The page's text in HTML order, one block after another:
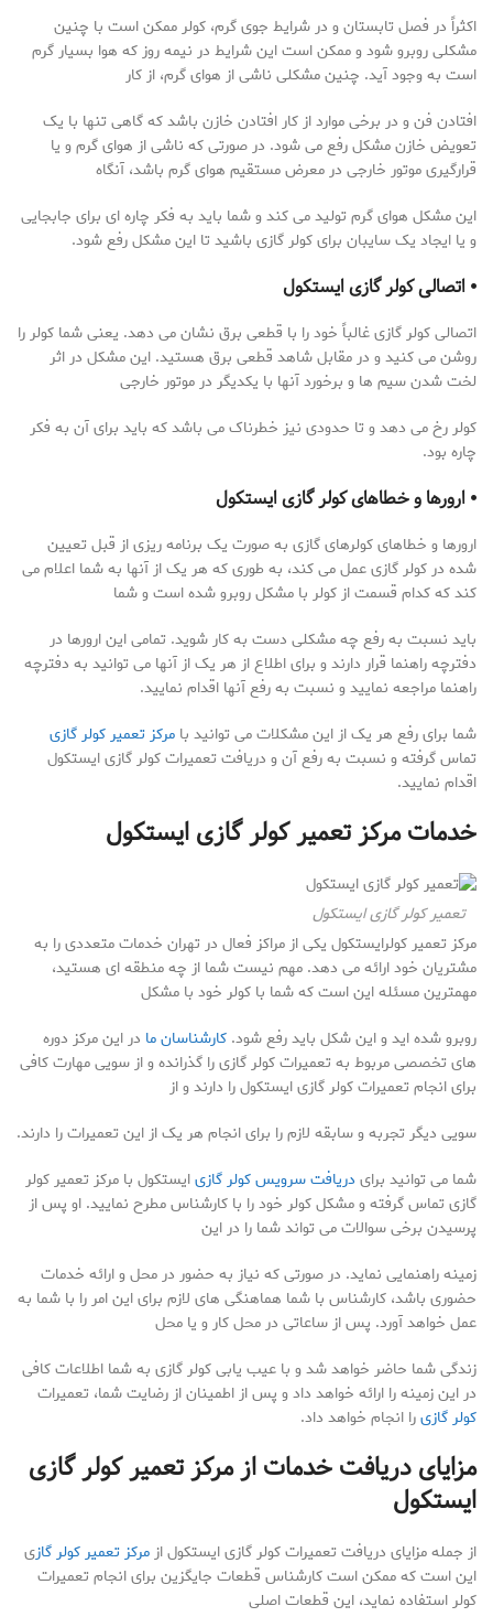
اکثراً در فصل تابستان و در شرایط جوی گرم، کولر ممکن است با چنین
مشکلی روبرو شود و ممکن است این شرایط در نیمه روز که هوا بسیار گرم
است به وجود آید. چنین مشکلی ناشی از هوای گرم، از کار
افتادن فن و در برخی موارد از کار افتادن خازن باشد که گاهی تنها با یک
تعویض خازن مشکل رفع می شود. در صورتی که ناشی از هوای گرم و یا
قرارگیری موتور خارجی در معرض مستقیم هوای گرم باشد، آنگاه
این مشکل هوای گرم تولید می کند و شما باید به فکر چاره ای برای جابجایی
و یا ایجاد یک سایبان برای کولر گازی باشید تا این مشکل رفع شود.
⦁ اتصالی کولر گازی ایستکول
اتصالی کولر گازی غالباً خود را با قطعی برق نشان می دهد. یعنی شما کولر را
روشن می کنید و در مقابل شاهد قطعی برق هستید. این مشکل در اثر
لخت شدن سیم ها و برخورد آنها با یکدیگر در موتور خارجی
کولر رخ می دهد و تا حدودی نیز خطرناک می باشد که باید برای آن به فکر
چاره بود.
⦁ ارورها و خطاهای کولر گازی ایستکول
ارورها و خطاهای کولرهای گازی به صورت یک برنامه ریزی از قبل تعیین
شده در کولر گازی عمل می کند، به طوری که هر یک از آنها به شما اعلام می
کند که کدام قسمت از کولر با مشکل روبرو شده است و شما
باید نسبت به رفع چه مشکلی دست به کار شوید. تمامی این ارورها در
دفترچه راهنما قرار دارند و برای اطلاع از هر یک از آنها می توانید به دفترچه
راهنما مراجعه نمایید و نسبت به رفع آنها اقدام نمایید.
شما برای رفع هر یک از این مشکلات می توانید با مرکز تعمیر کولر گازی
تماس گرفته و نسبت به رفع آن و دریافت تعمیرات کولر گازی ایستکول
اقدام نمایید.
خدمات مرکز تعمیر کولر گازی ایستکول
تعمیر کولر گازی ایستکول
مرکز تعمیر کولرایستکول یکی از مراکز فعال در تهران خدمات متعددی را به
مشتریان خود ارائه می دهد. مهم نیست شما از چه منطقه ای هستید،
مهمترین مسئله این است که شما با کولر خود با مشکل
روبرو شده اید و این شکل باید رفع شود. کارشناسان ما در این مرکز دوره
های تخصصی مربوط به تعمیرات کولر گازی را گذرانده و از سویی مهارت کافی
برای انجام تعمیرات کولر گازی ایستکول را دارند و از
سویی دیگر تجربه و سابقه لازم را برای انجام هر یک از این تعمیرات را دارند.
شما می توانید برای دریافت سرویس کولر گازیایستکول با مرکز تعمیر کولر
گازی تماس گرفته و مشکل کولر خود را با کارشناس مطرح نمایید. او پس از
پرسیدن برخی سوالات می تواند شما را در این
زمینه راهنمایی نماید. در صورتی که نیاز به حضور در محل و ارائه خدمات
حضوری باشد، کارشناس با شما هماهنگی های لازم برای این امر را با شما به
عمل خواهد آورد. پس از ساعاتی در محل کار و یا محل
زندگی شما حاضر خواهد شد و با عیب یابی کولر گازی به شما اطلاعات کافی
در این زمینه را ارائه خواهد داد و پس از اطمینان از رضایت شما، تعمیرات
کولر گازیرا انجام خواهد داد.
مزایای دریافت خدمات از مرکز تعمیر کولر گازی
ایستکول
از جمله مزایای دریافت تعمیرات کولر گازی ایستکول ازمرکز تعمیر کولر گازی
این است که ممکن است کارشناس قطعات جایگزین برای انجام تعمیرات
کولر استفاده نماید، این قطعات اصلی